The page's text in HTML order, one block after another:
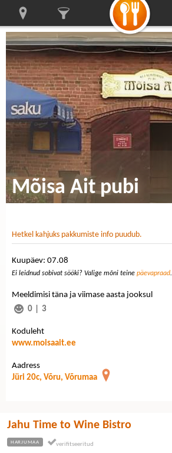
Mõisa Ait pubi
Hetkel kahjuks pakkumiste info puudub.
Kuupäev: 07.08
Ei leidnud sobivat sööki? Valige mõni teine päevapraad.
Meeldimisi täna ja viimase aasta jooksul
0
3
Koduleht
www.moisaait.ee
Aadress
Jüri 20c, Võru, Võrumaa
Jahu Time to Wine Bistro
HARJUMAA